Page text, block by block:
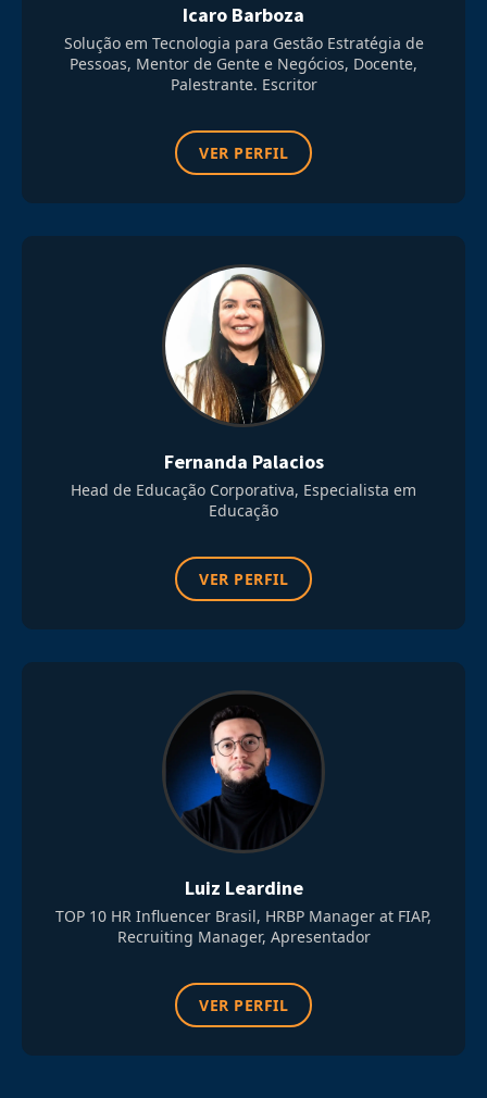
Icaro Barboza
Solução em Tecnologia para Gestão Estratégia de
Pessoas, Mentor de Gente e Negócios, Docente,
Palestrante. Escritor
VER PERFIL
Fernanda Palacios
Head de Educação Corporativa, Especialista em
Educação
VER PERFIL
Luiz Leardine
TOP 10 HR Influencer Brasil, HRBP Manager at FIAP,
Recruiting Manager, Apresentador
VER PERFIL